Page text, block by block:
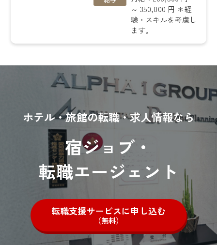
～ 350,000 円 ＊経
験・スキルを考慮し
ます。
ホテル・旅館の転職・求人情報なら
宿ジョブ・
転職エージェント
転職支援サービスに申し込む
（無料）